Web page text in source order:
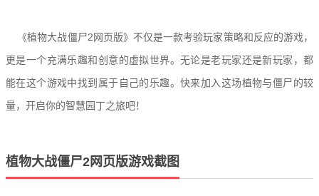
《植物大战僵尸2网页版》不仅是一款考验玩家策略和反应的游戏，
更是一个充满乐趣和创意的虚拟世界。无论是老玩家还是新玩家，都
能在这个游戏中找到属于自己的乐趣。快来加入这场植物与僵尸的较
量，开启你的智慧园丁之旅吧！
植物大战僵尸2网页版游戏截图